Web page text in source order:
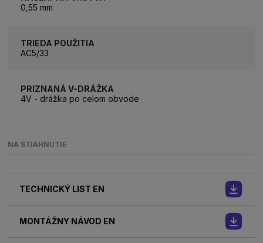
0,55 mm
TRIEDA POUŽITIA
AC5/33
PRIZNANÁ V-DRÁŽKA
4V - drážka po celom obvode
NA STIAHNUTIE
TECHNICKÝ LIST EN
MONTÁŽNY NÁVOD EN